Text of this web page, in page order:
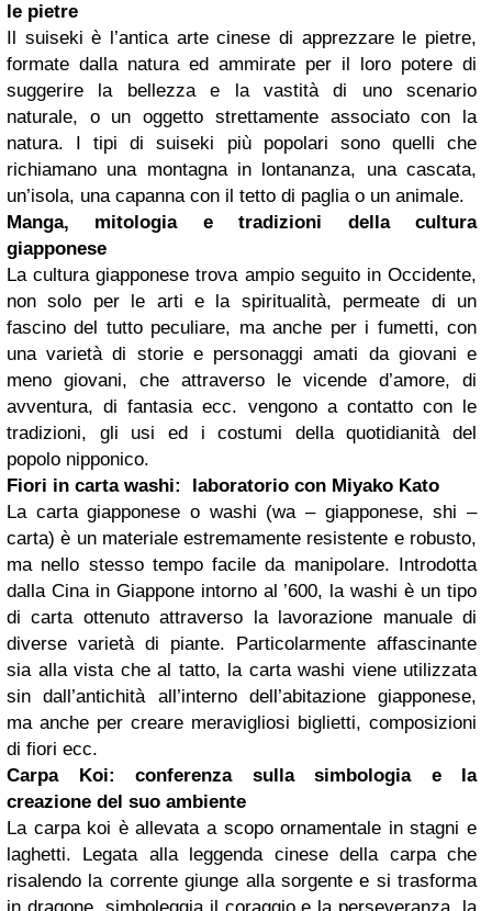
le pietre
Il suiseki è l’antica arte cinese di apprezzare le pietre,
formate dalla natura ed ammirate per il loro potere di
suggerire la bellezza e la vastità di uno scenario
naturale, o un oggetto strettamente associato con la
natura. I tipi di suiseki più popolari sono quelli che
richiamano una montagna in lontananza, una cascata,
un’isola, una capanna con il tetto di paglia o un animale.
Manga, mitologia e tradizioni della cultura
giapponese
La cultura giapponese trova ampio seguito in Occidente,
non solo per le arti e la spiritualità, permeate di un
fascino del tutto peculiare, ma anche per i fumetti, con
una varietà di storie e personaggi amati da giovani e
meno giovani, che attraverso le vicende d’amore, di
avventura, di fantasia ecc. vengono a contatto con le
tradizioni, gli usi ed i costumi della quotidianità del
popolo nipponico.
Fiori in carta washi: laboratorio con Miyako Kato
La carta giapponese o washi (wa – giapponese, shi –
carta) è un materiale estremamente resistente e robusto,
ma nello stesso tempo facile da manipolare. Introdotta
dalla Cina in Giappone intorno al ’600, la washi è un tipo
di carta ottenuto attraverso la lavorazione manuale di
diverse varietà di piante. Particolarmente affascinante
sia alla vista che al tatto, la carta washi viene utilizzata
sin dall’antichità all’interno dell’abitazione giapponese,
ma anche per creare meravigliosi biglietti, composizioni
di fiori ecc.
Carpa Koi: conferenza sulla simbologia e la
creazione del suo ambiente
La carpa koi è allevata a scopo ornamentale in stagni e
laghetti. Legata alla leggenda cinese della carpa che
risalendo la corrente giunge alla sorgente e si trasforma